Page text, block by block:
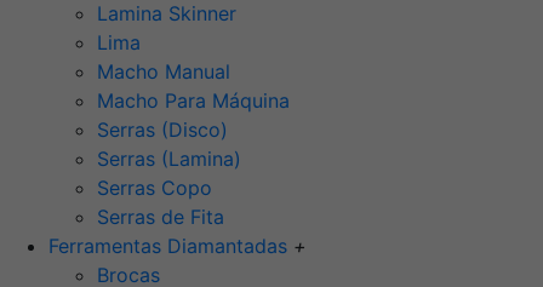
Lamina Skinner
Lima
Macho Manual
Macho Para Máquina
Serras (Disco)
Serras (Lamina)
Serras Copo
Serras de Fita
Ferramentas Diamantadas +
Brocas